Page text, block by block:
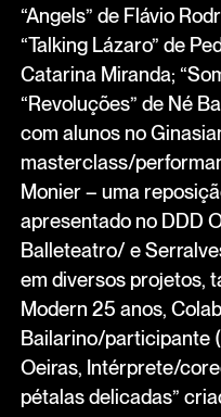
“Angels” de Flávio
“Talking Lázaro” de
Catarina Miranda;
“Revoluções” de Né
com alunos no
masterclass/
Monier – uma
apresentado no DDD
Balleteatro/ e
em diversos projetos,
Modern 25 anos,
Bailarino/participante
Oeiras, Intérprete/
pétalas delicadas”